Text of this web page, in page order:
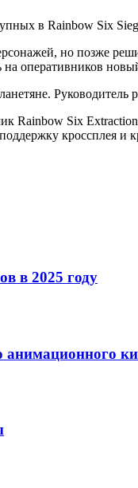
в Rainbow Six
но позже
оперативников
Rainbow Six Extraction
кроссплея и
в 2025 году